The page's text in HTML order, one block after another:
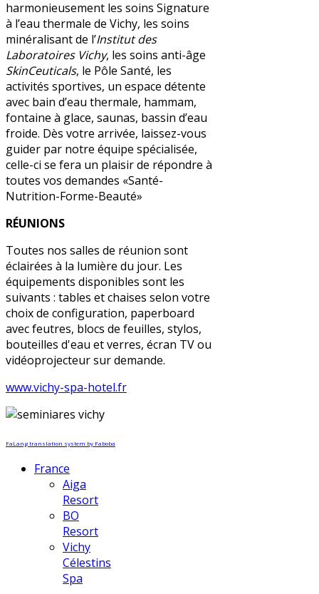
harmonieusement les soins Signature
à l’eau thermale de Vichy, les soins
minéralisant de l’Institut des
Laboratoires Vichy, les soins anti-âge
SkinCeuticals, le Pôle Santé, les
activités sportives, un espace détente
avec bain d’eau thermale, hammam,
fontaine à glace, saunas, bassin d’eau
froide. Dès votre arrivée, laissez-vous
guider par notre équipe spécialisée,
celle-ci se fera un plaisir de répondre à
toutes vos demandes «Santé-
Nutrition-Forme-Beauté»
RÉUNIONS
Toutes nos salles de réunion sont
éclairées à la lumière du jour. Les
équipements disponibles sont les
suivants : tables et chaises selon votre
choix de configuration, paperboard
avec feutres, blocs de feuilles, stylos,
bouteilles d'eau et verres, écran TV ou
vidéoprojecteur sur demande.
www.vichy-spa-hotel.fr
FaLang translation system by Faboba
France
Aiga
Resort
BO
Resort
Vichy
Célestins
Spa